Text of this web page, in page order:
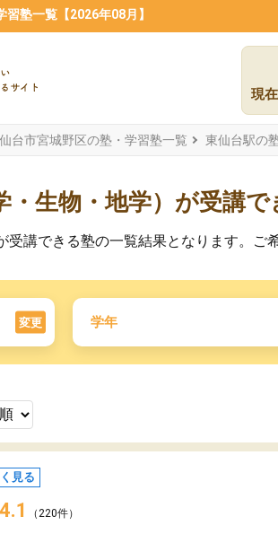
塾一覧【2026年08月】
現
仙台市宮城野区の塾・学習塾一覧 東仙台駅の
・生物・地学）が受講
講できる塾の一覧結果となります。ご
変更 学年
見る
4.1 （220件）